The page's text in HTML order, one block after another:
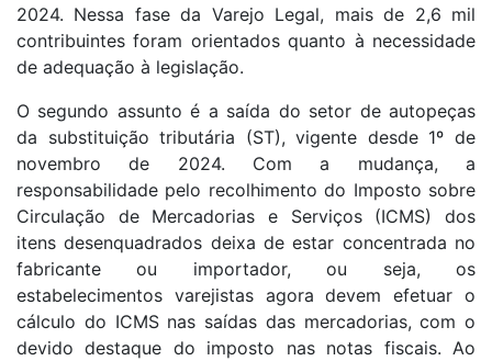
2024. Nessa fase da Varejo Legal, mais de 2,6 mil
contribuintes foram orientados quanto à necessidade
de adequação à legislação.
O segundo assunto é a saída do setor de autopeças
da substituição tributária (ST), vigente desde 1º de
novembro de 2024. Com a mudança, a
responsabilidade pelo recolhimento do Imposto sobre
Circulação de Mercadorias e Serviços (ICMS) dos
itens desenquadrados deixa de estar concentrada no
fabricante ou importador, ou seja, os
estabelecimentos varejistas agora devem efetuar o
cálculo do ICMS nas saídas das mercadorias, com o
devido destaque do imposto nas notas fiscais. Ao